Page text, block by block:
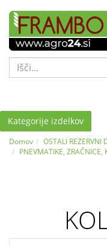
Nazaj en nivo
VRSTA 1
VRSTA 3
Nazaj en nivo
VRSTA 1
VRSTA 3
Nazaj en nivo
VRSTA 1
VRSTA 3
Kategorije izdelkov
Domov
OSTALI REZERVNI
PNEVMATIKE, ZRAČNICE,